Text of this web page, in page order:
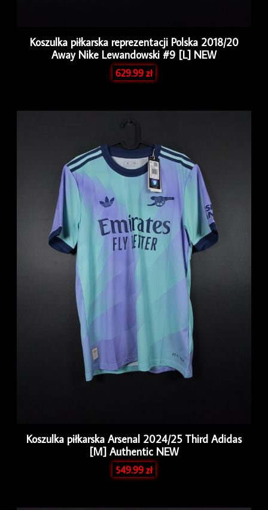
Koszulka piłkarska reprezentacji Polska 2018/20
Away Nike Lewandowski #9 [L] NEW
629.99zł
Koszulka piłkarska Arsenal 2024/25 Third Adidas
[M] Authentic NEW
549.99zł